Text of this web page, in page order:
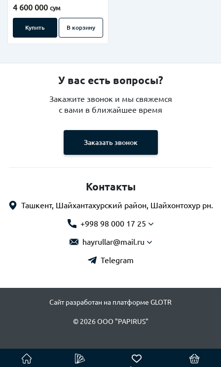
4 600 000 сум
Купить В корзину
У вас есть вопросы?
Закажите звонок и мы свяжемся
с вами в ближайшее время
Заказать звонок
Контакты
Ташкент, Шайхантахурский район, Шайхонтохур рн.
+998 98 000 17 25
hayrullar@mail.ru
Telegram
Сайт разработан на платформе GLOTR
© 2026 OOO "PAPIRUS"